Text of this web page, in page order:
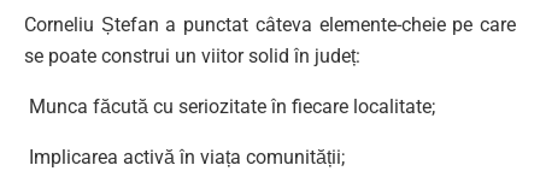
Corneliu Ștefan a punctat câteva elemente-cheie pe care
se poate construi un viitor solid în județ:
Munca făcută cu seriozitate în fiecare localitate;
Implicarea activă în viața comunității;